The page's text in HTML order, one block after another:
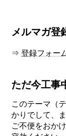
メルマガ登
⇒登録フォー
ただ今工事
このテーマ（
かりでして、
ご不便をおか